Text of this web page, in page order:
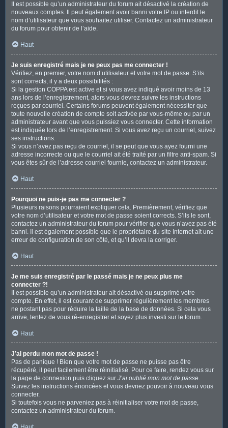
Il est possible qu’un administrateur du forum ait désactivé la création de
nouveaux comptes. Il peut également avoir banni votre IP ou interdit le
nom d’utilisateur que vous souhaitez utiliser. Contactez un administrateur
du forum pour obtenir de l’aide.
Haut
Je suis enregistré mais je ne peux pas me connecter !
Vérifiez, en premier, votre nom d’utilisateur et votre mot de passe. S’ils
sont corrects, il y a deux possibilités :
Si la gestion COPPA est active et si vous avez indiqué avoir moins de 13
ans lors de l’enregistrement, alors vous devrez suivre les instructions
reçues par courriel. Certains forums peuvent également nécessiter que
toute nouvelle création de compte soit activée par vous-même ou par un
administrateur avant que vous puissiez vous connecter. Cette information
est indiquée lors de l’enregistrement. Si vous avez reçu un courriel, suivez
ses instructions.
Si vous n’avez pas reçu de courriel, il se peut que vous ayez fourni une
adresse incorrecte ou que le courriel ait été traité par un filtre anti-spam. Si
vous êtes sûr de l’adresse courriel fournie, contactez un administrateur.
Haut
Pourquoi ne puis-je pas me connecter ?
Plusieurs raisons pourraient expliquer cela. Premièrement, vérifiez que
votre nom d’utilisateur et votre mot de passe soient corrects. S’ils le sont,
contactez un administrateur du forum pour vérifier que vous n’avez pas été
banni. Il est également possible que le propriétaire du site Internet ait une
erreur de configuration de son côté, et qu’il devra la corriger.
Haut
Je me suis enregistré par le passé mais je ne peux plus me
connecter ?!
Il est possible qu’un administrateur ait désactivé ou supprimé votre
compte. En effet, il est courant de supprimer régulièrement les membres
ne postant pas pour réduire la taille de la base de données. Si cela vous
arrive, tentez de vous ré-enregistrer et soyez plus investi sur le forum.
Haut
J’ai perdu mon mot de passe !
Pas de panique ! Bien que votre mot de passe ne puisse pas être
récupéré, il peut facilement être réinitialisé. Pour ce faire, rendez vous sur
la page de connexion puis cliquez sur J’ai oublié mon mot de passe.
Suivez les instructions énoncées et vous devriez pouvoir à nouveau vous
connecter.
Si toutefois vous ne parveniez pas à réinitialiser votre mot de passe,
contactez un administrateur du forum.